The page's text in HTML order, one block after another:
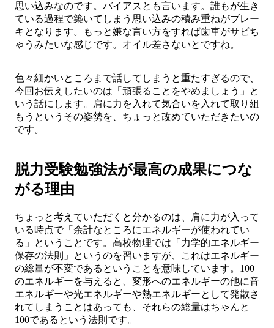
思い込みなのです。バイアスとも言います。誰もが生き
ている過程で築いてしまう思い込みの積み重ねがブレー
キとなります。もっと嫌な言い方をすれば歯車がサビち
ゃうみたいな感じです。オイル差さないとですね。
色々細かいところまで話してしまうと重たすぎるので、
今回お伝えしたいのは「頑張ることをやめましょう」と
いう話にします。肩に力を入れて気合いを入れて取り組
もうというその姿勢を、ちょっと改めていただきたいの
です。
脱力受験勉強法が最高の成果につな
がる理由
ちょっと考えていただくと分かるのは、肩に力が入って
いる時点で「余計なところにエネルギーが使われてい
る」ということです。高校物理では「力学的エネルギー
保存の法則」というのを習いますが、これはエネルギー
の総量が不変であるということを意味しています。100
のエネルギーを与えると、変形へのエネルギーの他に音
エネルギーや光エネルギーや熱エネルギーとして発散さ
れてしまうことはあっても、それらの総量はちゃんと
100であるという法則です。